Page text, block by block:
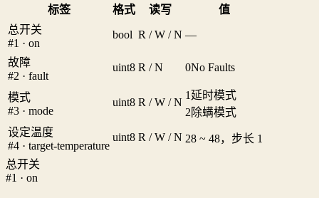
标签 格式 读写
值
总开关
#1 · on
bool R / W / N —
故障
#2 · fault
uint8 R / N 0No Faults
模式
#3 · mode
uint8 R / W / N
1 延时模式
2除螨模式
设定温度
#4 · target-temperature
uint8 R / W / N 28 ~ 48，步长 1
总开关
#1 · on